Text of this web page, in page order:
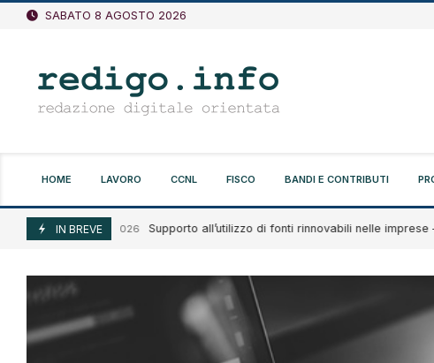
Vai
SABATO 8 AGOSTO 2026
HOME LAVORO CCNL FISCO BANDI E CONTRIBUTI
IN BREVE
Agosto 7, 2026 Supporto all’utilizzo di fonti rinnovabili nelle imprese –